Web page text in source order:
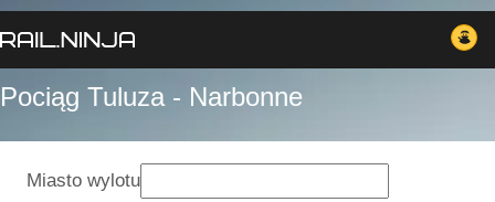
Pociąg Tuluza - Narbonne
Miasto wylotu